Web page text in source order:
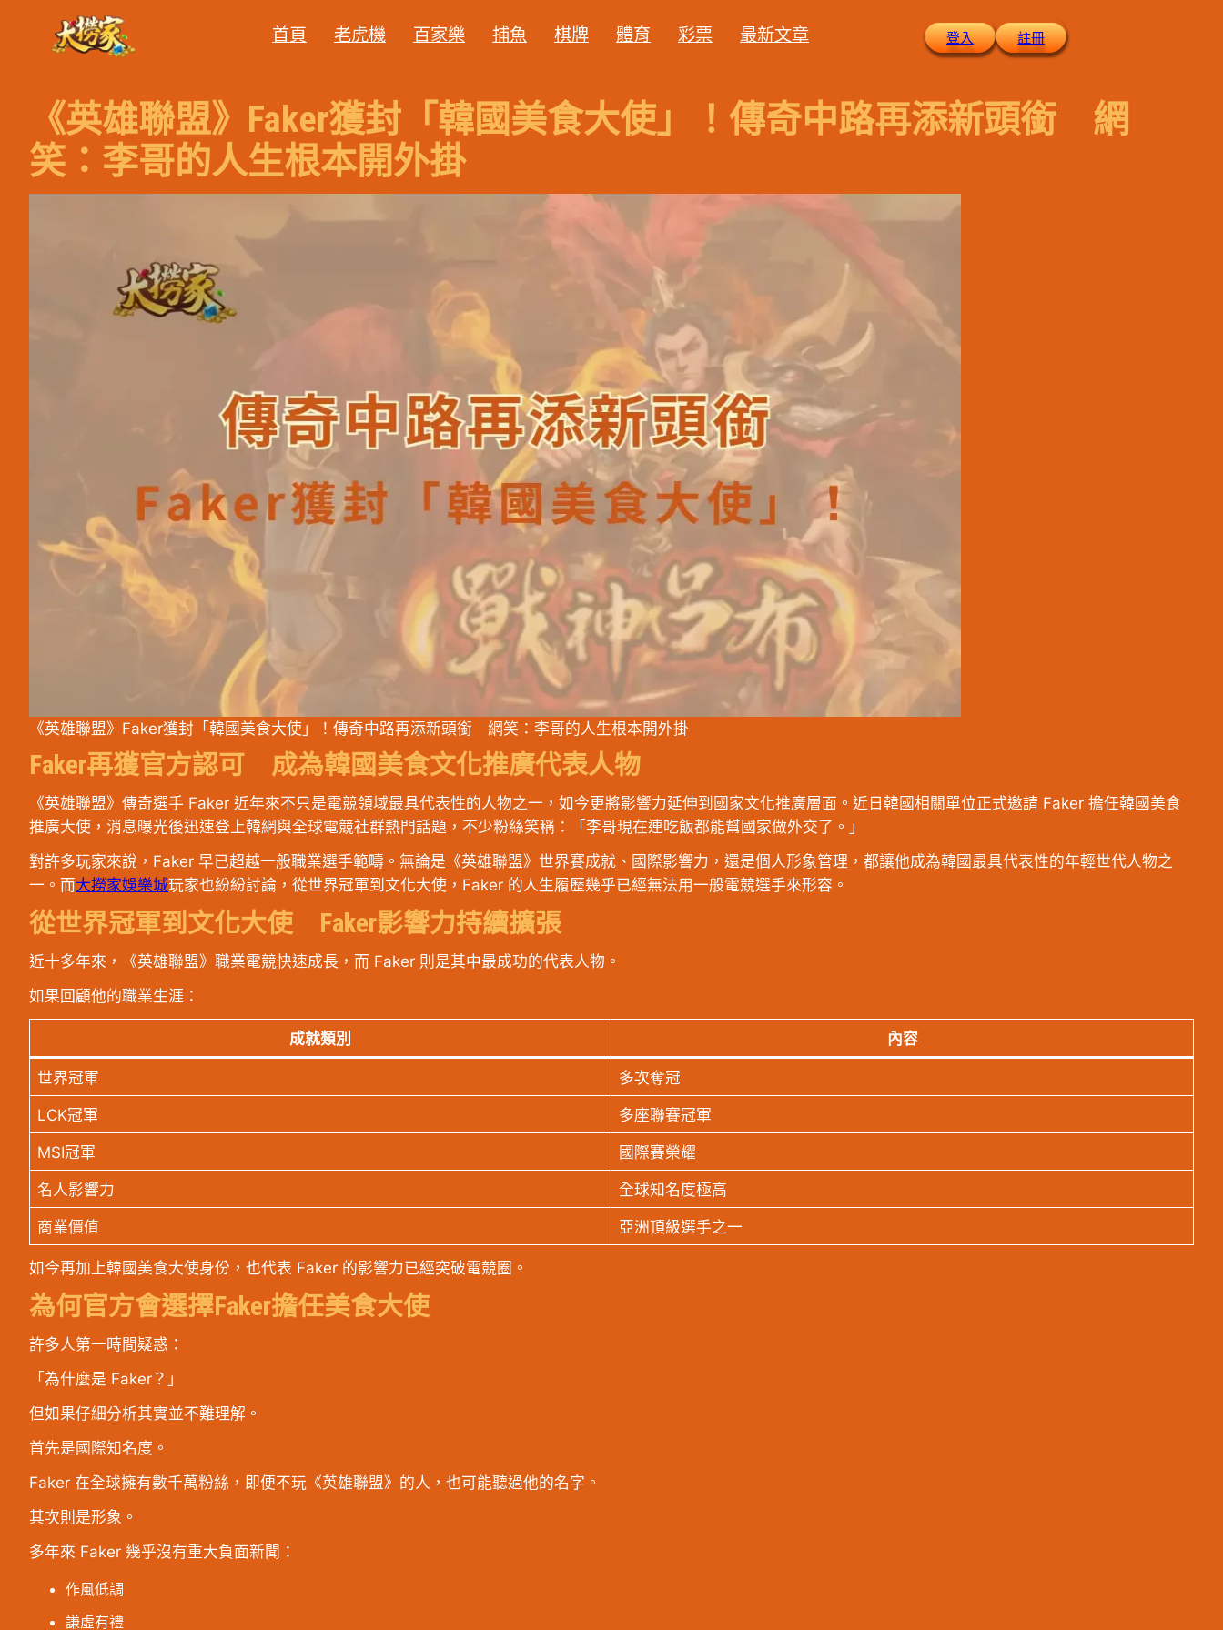
首頁 老虎機 百家樂 捕魚 棋牌 體育 彩票 最新文章 登入 註冊
《英雄聯盟》Faker獲封「韓國美食大使」！傳奇中路再添新頭銜 網
笑：李哥的人生根本開外掛
《英雄聯盟》Faker獲封「韓國美食大使」！傳奇中路再添新頭銜 網笑：李哥的人生根本開外掛
Faker再獲官方認可 成為韓國美食文化推廣代表人物
《英雄聯盟》傳奇選手 Faker 近年來不只是電競領域最具代表性的人物之一，如今更將影響力延伸到國家文化推廣層面。近日韓國相關單位正式邀請 Faker 擔任韓國美食
推廣大使，消息曝光後迅速登上韓網與全球電競社群熱門話題，不少粉絲笑稱：「李哥現在連吃飯都能幫國家做外交了。」
對許多玩家來說，Faker 早已超越一般職業選手範疇。無論是《英雄聯盟》世界賽成就、國際影響力，還是個人形象管理，都讓他成為韓國最具代表性的年輕世代人物之
一。而大撈家娛樂城玩家也紛紛討論，從世界冠軍到文化大使，Faker 的人生履歷幾乎已經無法用一般電競選手來形容。
從世界冠軍到文化大使 Faker影響力持續擴張
近十多年來，《英雄聯盟》職業電競快速成長，而 Faker 則是其中最成功的代表人物。
如果回顧他的職業生涯：
成就類別 內容
世界冠軍 多次奪冠
LCK冠軍 多座聯賽冠軍
MSI冠軍 國際賽榮耀
名人影響力 全球知名度極高
商業價值 亞洲頂級選手之一
如今再加上韓國美食大使身份，也代表 Faker 的影響力已經突破電競圈。
為何官方會選擇Faker擔任美食大使
許多人第一時間疑惑：
「為什麼是 Faker？」
但如果仔細分析其實並不難理解。
首先是國際知名度。
Faker 在全球擁有數千萬粉絲，即便不玩《英雄聯盟》的人，也可能聽過他的名字。
其次則是形象。
多年來 Faker 幾乎沒有重大負面新聞：
作風低調
謙虛有禮